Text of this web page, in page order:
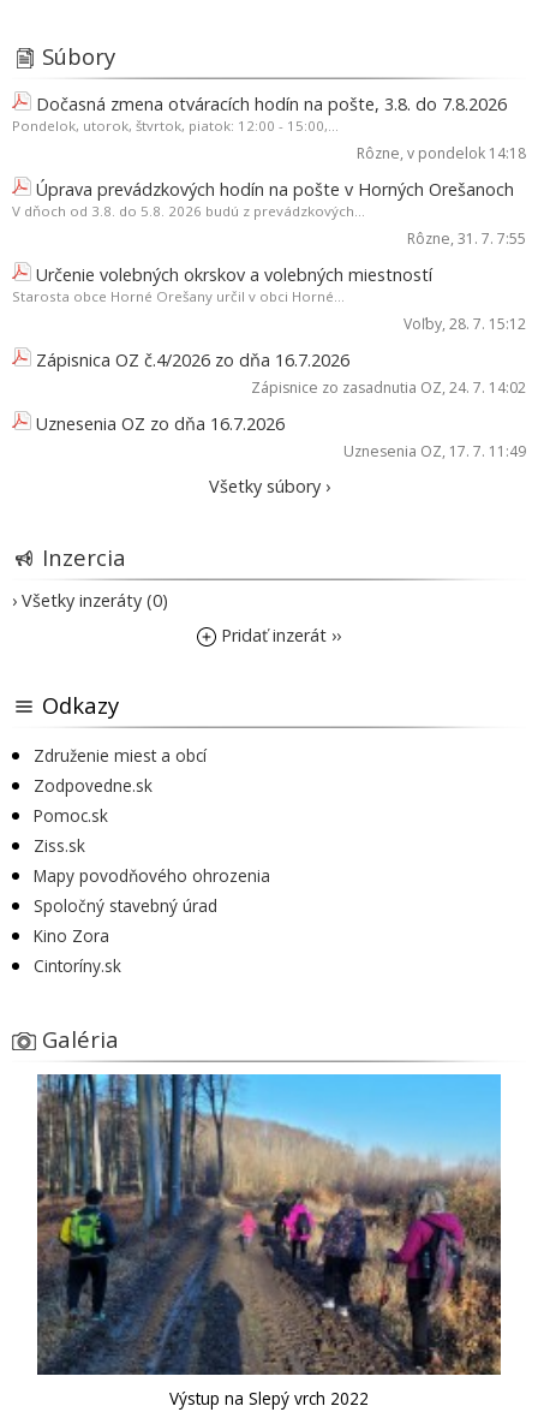
Súbory
Dočasná zmena otváracích hodín na pošte, 3.8. do 7.8.2026
Pondelok, utorok, štvrtok, piatok: 12:00 - 15:00,...
Rôzne, v pondelok 14:18
Úprava prevádzkových hodín na pošte v Horných Orešanoch
V dňoch od 3.8. do 5.8. 2026 budú z prevádzkových...
Rôzne, 31. 7. 7:55
Určenie volebných okrskov a volebných miestností
Starosta obce Horné Orešany určil v obci Horné...
Voľby, 28. 7. 15:12
Zápisnica OZ č.4/2026 zo dňa 16.7.2026
Zápisnice zo zasadnutia OZ, 24. 7. 14:02
Uznesenia OZ zo dňa 16.7.2026
Uznesenia OZ, 17. 7. 11:49
Všetky súbory ›
Inzercia
› Všetky inzeráty (0)
Pridať inzerát ››
Odkazy
Združenie miest a obcí
Zodpovedne.sk
Pomoc.sk
Ziss.sk
Mapy povodňového ohrozenia
Spoločný stavebný úrad
Kino Zora
Cintoríny.sk
Galéria
Výstup na Slepý vrch 2022